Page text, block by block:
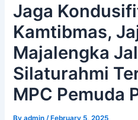
Jaga
Kamtibmas,
Majalengka
Silaturahmi
MPC Pemuda
Byadmin/ February 5, 2025